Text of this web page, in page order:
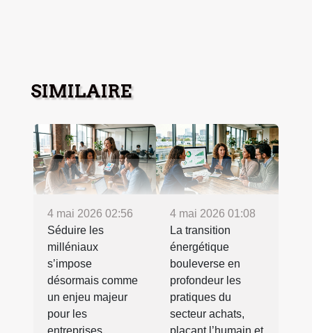
SIMILAIRE
4 mai 2026 02:56
Séduire les
milléniaux
s’impose
désormais comme
un enjeu majeur
pour les
entreprises,
4 mai 2026 01:08
La transition
énergétique
bouleverse en
profondeur les
pratiques du
secteur achats,
plaçant l’humain et